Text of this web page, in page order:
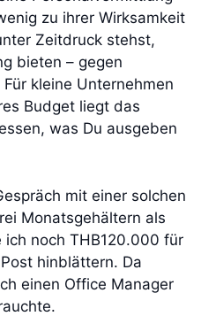
zu ihrer Wirksamkeit
Zeitdruck stehst,
bieten – gegen
kleine Unternehmen
Budget liegt das
was Du ausgeben
mit einer solchen
Monatsgehältern als
noch THB120.000 für
hinblättern. Da
einen Office Manager